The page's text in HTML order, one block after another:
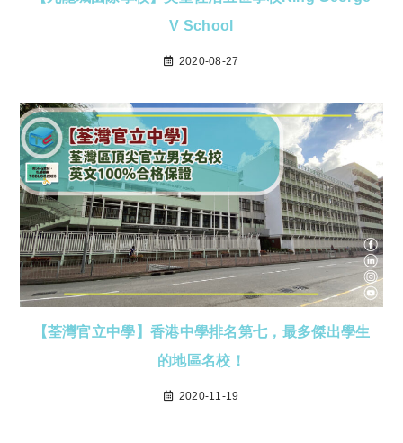
V School
2020-08-27
【荃灣官立中學】香港中學排名第七，最多傑出學生
的地區名校！
2020-11-19